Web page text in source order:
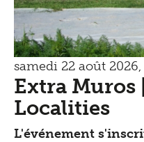
samedi 22 août
Extra
Localities
L'événement